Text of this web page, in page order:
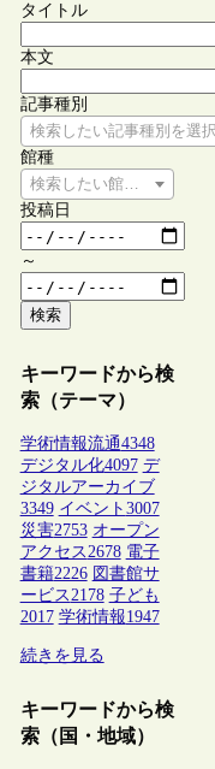
タイトル
本文
記事種別
検索したい記事種別を選
館種
検索したい館種を選択して
投稿日
～
検索
キーワードから検
索（テーマ）
学術情報流通4348
デジタル化4097 デ
ジタルアーカイブ
3349 イベント 3007
災害2753 オープン
アクセス 2678 電子
書籍2226 図書館サ
ービス 2178 子ども
2017 学術情報1947
続きを見る
キーワードから検
索（国・地域）